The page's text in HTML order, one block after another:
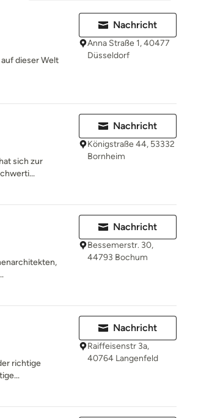
dieser Welt
Nachricht
Anna Straße 1, 40477
Düsseldorf
sich zur
Nachricht
Königstraße 44, 53332
Bornheim
Nachricht
Bessemerstr. 30,
44793 Bochum
richtige
Nachricht
Raiffeisenstr 3a,
40764 Langenfeld